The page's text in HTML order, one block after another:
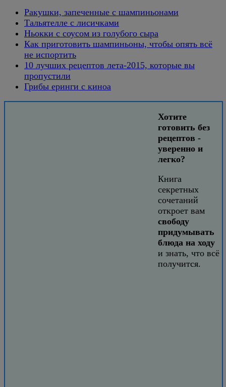
Ракушки, запеченные с шампиньонами
Тальятелле с лисичками
Ньокки с соусом из голубого сыра
Как приготовить шампиньоны, чтобы опять всё
не испортить
10 лучших рецептов лета-2015, которые вы
пропустили
Грибы еринги с киноа
Хотите
готовить без
рецептов -
уверенно и
легко?
Книга
секретных
сочетаний
откроет вам
свободу
придумывать
блюда на ходу
и знать, что всё
получится.